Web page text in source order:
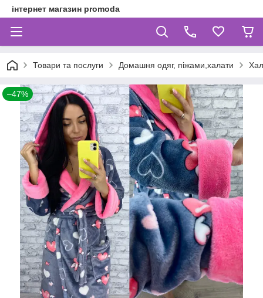
інтернет магазин promoda
Товари та послуги Домашня одяг, піжами,халати
–47%